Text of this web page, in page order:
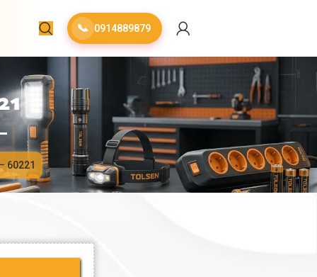
📞 0914889879
60221